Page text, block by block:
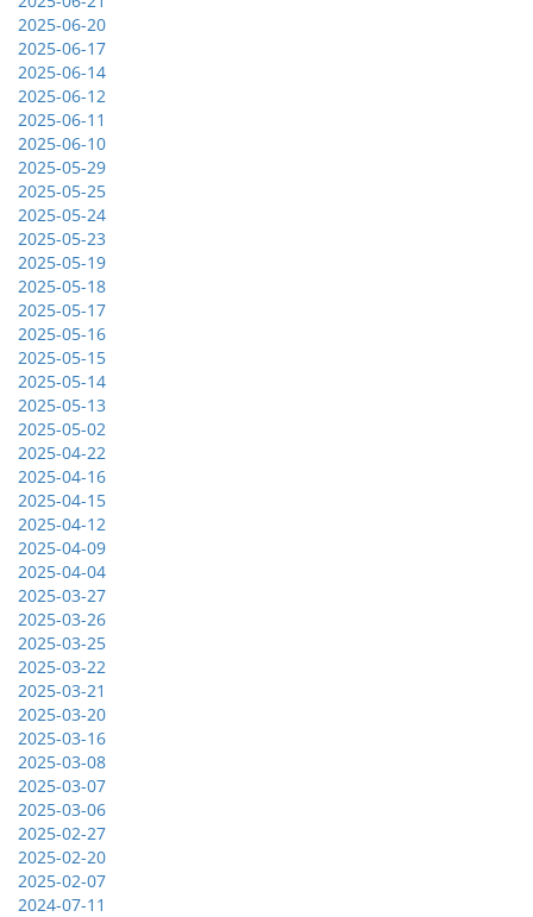
2025-06-20
2025-06-17
2025-06-14
2025-06-12
2025-06-11
2025-06-10
2025-05-29
2025-05-25
2025-05-24
2025-05-23
2025-05-19
2025-05-18
2025-05-17
2025-05-16
2025-05-15
2025-05-14
2025-05-13
2025-05-02
2025-04-22
2025-04-16
2025-04-15
2025-04-12
2025-04-09
2025-04-04
2025-03-27
2025-03-26
2025-03-25
2025-03-22
2025-03-21
2025-03-20
2025-03-16
2025-03-08
2025-03-07
2025-03-06
2025-02-27
2025-02-20
2025-02-07
2024-07-11